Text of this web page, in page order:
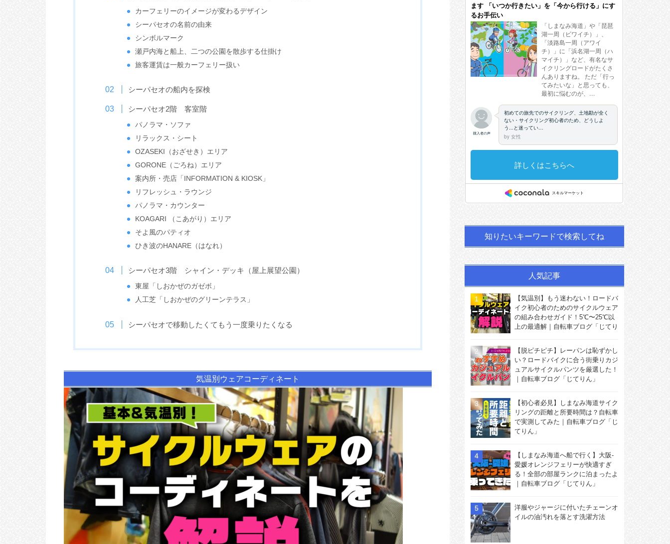
カーフェリーのイメージが変わるデザイン
シーパセオの名前の由来
シンボルマーク
瀬戸内海と船上、二つの公園を散歩する仕掛け
旅客運賃は一般カーフェリー扱い
シーパセオの船内を探検
シーパセオ2階 客室階
パノラマ・ソファ
リラックス・シート
OZASEKI（おざせき）エリア
GORONE（ごろね）エリア
案内所・売店「INFORMATION & KIOSK」
リフレッシュ・ラウンジ
パノラマ・カウンター
KOAGARI （こあがり）エリア
そよ風のパティオ
ひき波のHANARE（はなれ）
シーパセオ3階 シャイン・デッキ（屋上展望公園）
東屋「しおかぜのガゼボ」
人工芝「しおかぜのグリーンテラス」
シーパセオで移動したくてもう一度乗りたくなる
気温別ウェアコーディネート
知りたいキーワードで検索してね
人気記事
【気温別】もう迷わない！ロードバ
イク初心者のためのサイクルウェア
の組み合わせガイド！5℃〜25℃以
上の最適解｜自転車ブログ「じてり
【脱ピチピチ】レーパンは恥ずかし
い？ロードバイクに合う街乗りカジ
ュアルサイクルパンツを厳選した！
｜自転車ブログ「じてりん」
【初心者必見】しまなみ海道サイク
リングの距離と所要時間は？自転車
で実測してみた｜自転車ブログ「じ
てりん」
【しまなみ海道へ船で行く】大阪-
愛媛オレンジフェリーが快適すぎ
る！全部の部屋ランクに泊まったよ
｜自転車ブログ「じてりん」
洋服やジャージに付いたチェーンオ
イルの油汚れを落とす洗濯方法